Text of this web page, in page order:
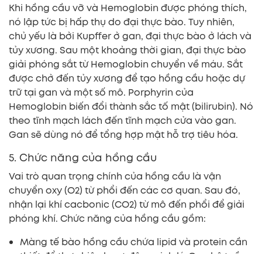
Khi hồng cầu vỡ và Hemoglobin được phóng thích,
nó lập tức bị hấp thụ do đại thực bào. Tuy nhiên,
chủ yếu là bởi Kupffer ở gan, đại thực bào ở lách và
tủy xương. Sau một khoảng thời gian, đại thực bào
giải phóng sắt từ Hemoglobin chuyển về máu. Sắt
được chở đến tủy xương để tạo hồng cầu hoặc dự
trữ tại gan và một số mô. Porphyrin của
Hemoglobin biến đổi thành sắc tố mật (bilirubin). Nó
theo tĩnh mạch lách đến tĩnh mạch cửa vào gan.
Gan sẽ dùng nó để tổng hợp mật hỗ trợ tiêu hóa.
5. Chức năng của hồng cầu
Vai trò quan trọng chính của hồng cầu là vận
chuyển oxy (O2) từ phổi đến các cơ quan. Sau đó,
nhận lại khí cacbonic (CO2) từ mô đến phổi để giải
phóng khí. Chức năng của hồng cầu gồm:
Màng tế bào hồng cầu chứa lipid và protein cần